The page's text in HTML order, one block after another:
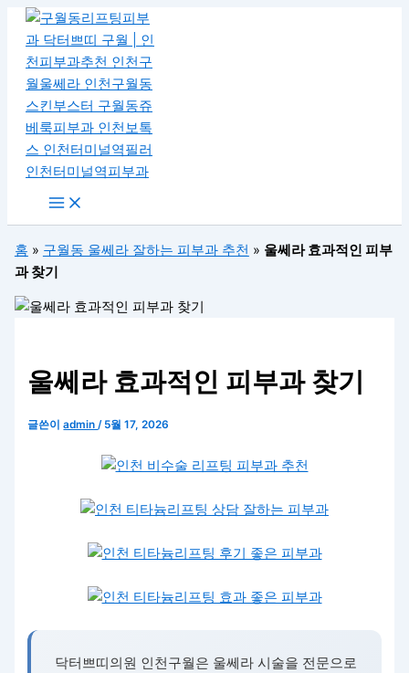
Menu
홈 » 구월동 울쎄라 잘하는 피부과 추천 » 울쎄라 효과적인 피부
과 찾기
울쎄라 효과적인 피부과 찾기
글쓴이admin/ 5월 17, 2026
닥터쁘띠의원 인천구월은 울쎄라 시술을 전문으로